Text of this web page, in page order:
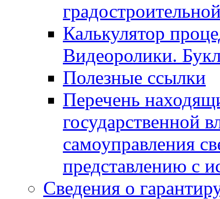
Калькулятор
Видеоролики.
Полезные ссылки
Перечень
государственной
самоуправления
представлению с
Сведения о